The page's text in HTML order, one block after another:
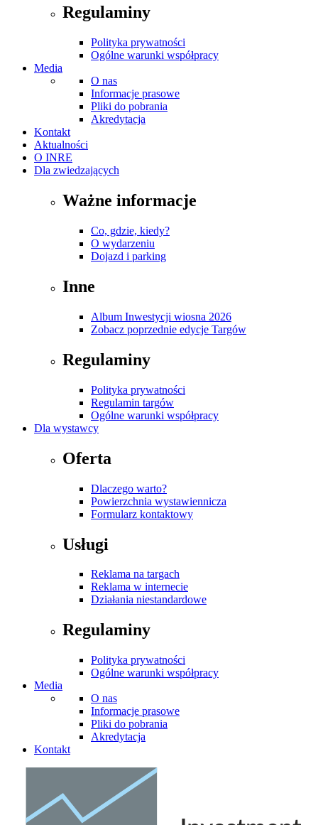
Regulaminy
Polityka prywatności
Ogólne warunki współpracy
Media
O nas
Informacje prasowe
Pliki do pobrania
Akredytacja
Kontakt
Aktualności
O INRE
Dla zwiedzających
Ważne informacje
Co, gdzie, kiedy?
O wydarzeniu
Dojazd i parking
Inne
Album Inwestycji wiosna 2026
Zobacz poprzednie edycje Targów
Regulaminy
Polityka prywatności
Regulamin targów
Ogólne warunki współpracy
Dla wystawcy
Oferta
Dlaczego warto?
Powierzchnia wystawiennicza
Formularz kontaktowy
Usługi
Reklama na targach
Reklama w internecie
Działania niestandardowe
Regulaminy
Polityka prywatności
Ogólne warunki współpracy
Media
O nas
Informacje prasowe
Pliki do pobrania
Akredytacja
Kontakt